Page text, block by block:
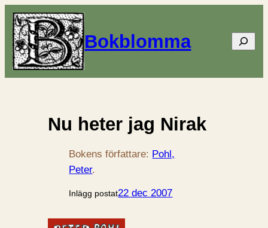
Bokblomma Sök
Nu heter jag Nirak
Bokens författare: Pohl,
Peter.
Inlägg postat22 dec 2007